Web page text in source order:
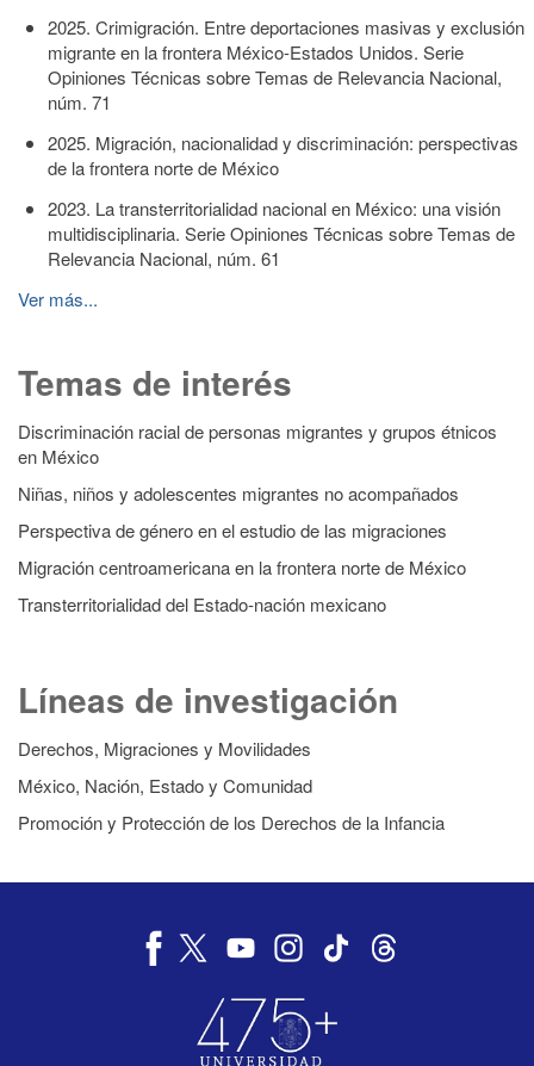
2025. Crimigración. Entre deportaciones masivas y exclusión
migrante en la frontera México-Estados Unidos. Serie
Opiniones Técnicas sobre Temas de Relevancia Nacional,
núm. 71
2025. Migración, nacionalidad y discriminación: perspectivas
de la frontera norte de México
2023. La transterritorialidad nacional en México: una visión
multidisciplinaria. Serie Opiniones Técnicas sobre Temas de
Relevancia Nacional, núm. 61
Ver más...
Temas de interés
Discriminación racial de personas migrantes y grupos étnicos
en México
Niñas, niños y adolescentes migrantes no acompañados
Perspectiva de género en el estudio de las migraciones
Migración centroamericana en la frontera norte de México
Transterritorialidad del Estado-nación mexicano
Líneas de investigación
Derechos, Migraciones y Movilidades
México, Nación, Estado y Comunidad
Promoción y Protección de los Derechos de la Infancia